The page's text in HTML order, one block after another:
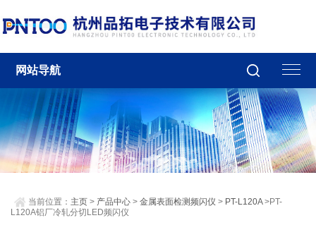
网站导航
当前位置： 主页 > 产品中心 >金属表面检测频闪仪 > PT-L120A>PT-
L120A铝厂冷轧分切LED频闪仪